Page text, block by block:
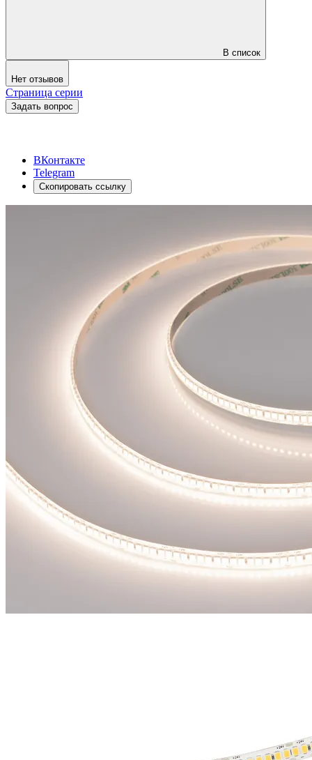
В список
Нет отзывов
Страница серии
Задать вопрос
ВКонтакте
Telegram
Скопировать ссылку